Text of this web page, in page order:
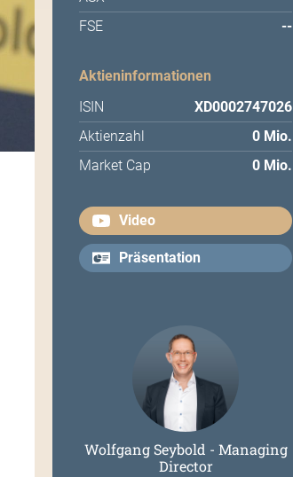
FSE
--
Aktieninformationen
ISIN
XD0002747026
Aktienzahl
0 Mio.
Market Cap
0 Mio.
Video
Präsentation
Wolfgang Seybold - Managing
Director